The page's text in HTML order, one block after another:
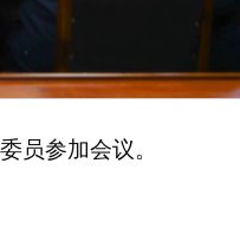
员参加会议。